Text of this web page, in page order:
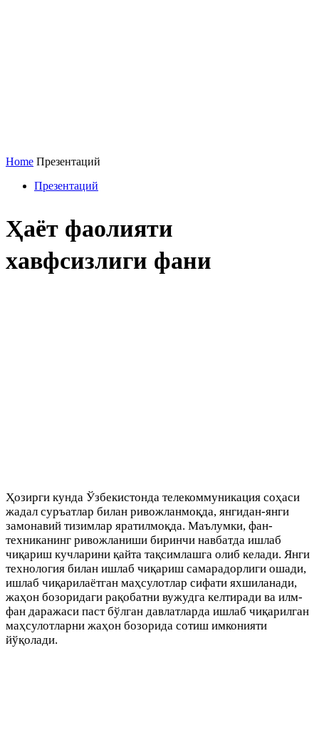
Home Презентаций
Презентаций
Ҳаёт фаолияти
хавфсизлиги фани
Ҳозирги кунда Ўзбекистонда телекоммуникация соҳаси
жадал суръатлар билан ривожланмоқда, янгидан-янги
замонавий тизимлар яратилмоқда. Маълумки, фан-
техниканинг ривожланиши биринчи навбатда ишлаб
чиқариш кучларини қайта тақсимлашга олиб келади. Янги
технология билан ишлаб чиқариш самарадорлиги ошади,
ишлаб чиқарилаётган маҳсулотлар сифати яхшиланади,
жаҳон бозоридаги рақобатни вужудга келтиради ва илм-
фан даражаси паст бўлган давлатларда ишлаб чиқарилган
маҳсулотларни жаҳон бозорида сотиш имконияти
йўқолади.